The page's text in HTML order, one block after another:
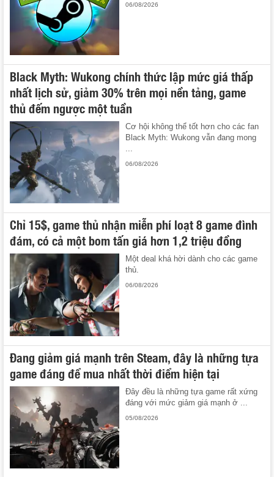
06/08/2026
Black Myth: Wukong chính thức lập mức giá thấp
nhất lịch sử, giảm 30% trên mọi nền tảng, game
thủ đếm ngược một tuần
Cơ hội không thể tốt hơn cho các fan
Black Myth: Wukong vẫn đang mong
...
06/08/2026
Chỉ 15$, game thủ nhận miễn phí loạt 8 game đình
đám, có cả một bom tấn giá hơn 1,2 triệu đồng
Một deal khá hời dành cho các game
thủ.
06/08/2026
Đang giảm giá mạnh trên Steam, đây là những tựa
game đáng để mua nhất thời điểm hiện tại
Đây đều là những tựa game rất xứng
đáng với mức giảm giá mạnh ở ...
05/08/2026